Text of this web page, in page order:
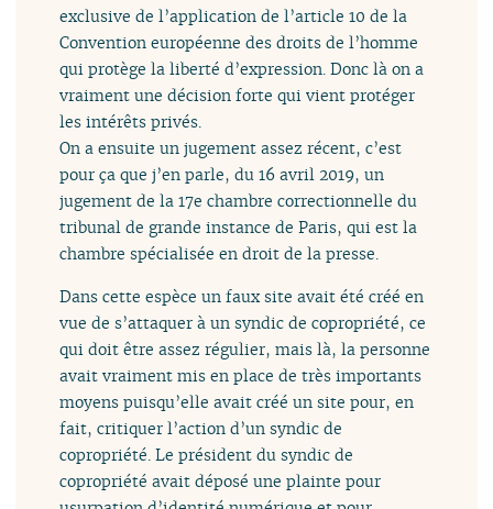
exclusive de l’application de l’article 10 de la
Convention européenne des droits de l’homme
qui protège la liberté d’expression. Donc là on a
vraiment une décision forte qui vient protéger
les intérêts privés.
On a ensuite un jugement assez récent, c’est
pour ça que j’en parle, du 16 avril 2019, un
jugement de la 17e chambre correctionnelle du
tribunal de grande instance de Paris, qui est la
chambre spécialisée en droit de la presse.
Dans cette espèce un faux site avait été créé en
vue de s’attaquer à un syndic de copropriété, ce
qui doit être assez régulier, mais là, la personne
avait vraiment mis en place de très importants
moyens puisqu’elle avait créé un site pour, en
fait, critiquer l’action d’un syndic de
copropriété. Le président du syndic de
copropriété avait déposé une plainte pour